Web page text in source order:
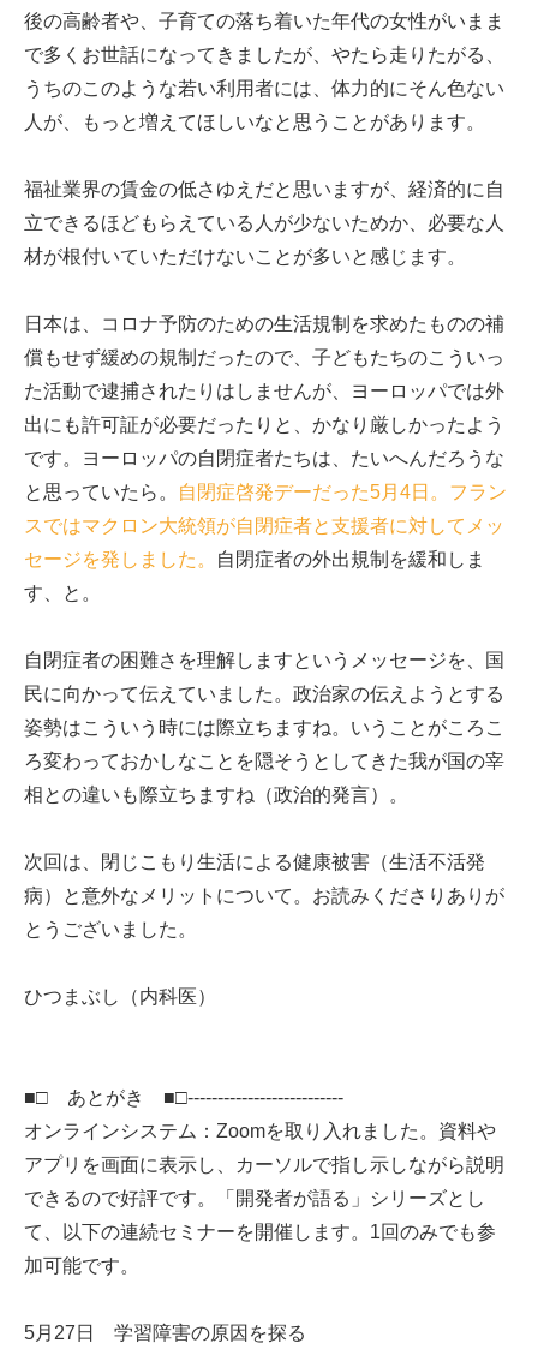
後の高齢者や、子育ての落ち着いた年代の女性がいまま
で多くお世話になってきましたが、やたら走りたがる、
うちのこのような若い利用者には、体力的にそん色ない
人が、もっと増えてほしいなと思うことがあります。
福祉業界の賃金の低さゆえだと思いますが、経済的に自
立できるほどもらえている人が少ないためか、必要な人
材が根付いていただけないことが多いと感じます。
日本は、コロナ予防のための生活規制を求めたものの補
償もせず緩めの規制だったので、子どもたちのこういっ
た活動で逮捕されたりはしませんが、ヨーロッパでは外
出にも許可証が必要だったりと、かなり厳しかったよう
です。ヨーロッパの自閉症者たちは、たいへんだろうな
と思っていたら。
自閉症啓発デーだった5月4日。フラン
スではマクロン大統領が自閉症者と支援者に対してメッ
セージを発しました。
自閉症者の外出規制を緩和しま
す、と。
自閉症者の困難さを理解しますというメッセージを、国
民に向かって伝えていました。政治家の伝えようとする
姿勢はこういう時には際立ちますね。いうことがころこ
ろ変わっておかしなことを隠そうとしてきた我が国の宰
相との違いも際立ちますね（政治的発言）。
次回は、閉じこもり生活による健康被害（生活不活発
病）と意外なメリットについて。お読みくださりありが
とうございました。
ひつまぶし（内科医）
■□ あとがき ■□--------------------------
オンラインシステム：Zoomを取り入れました。資料や
アプリを画面に表示し、カーソルで指し示しながら説明
できるので好評です。「開発者が語る」シリーズとし
て、以下の連続セミナーを開催します。1回のみでも参
加可能です。
5月27日 学習障害の原因を探る